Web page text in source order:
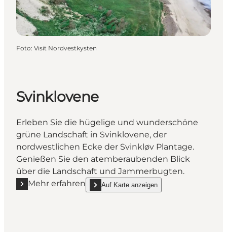
Foto: Visit Nordvestkysten
Svinklovene
Erleben Sie die hügelige und wunderschöne
grüne Landschaft in Svinklovene, der
nordwestlichen Ecke der Svinkløv Plantage.
Genießen Sie den atemberaubenden Blick
über die Landschaft und Jammerbugten.
Mehr erfahren
Mehr erfahren "Svinklovene"Auf Karte anzeigen
show Svinklovene on_map